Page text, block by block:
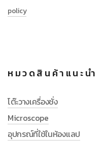
policy
หมวดสินค้าแนะนำ
โต๊ะวางเครื่องชั่ง
Microscope
อุปกรณ์ที่ใช้ในห้องแลป